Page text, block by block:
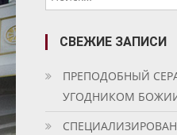
СВЕЖИЕ ЗАПИСИ
ПРЕПОДОБНЫЙ
УГОДНИКОМ